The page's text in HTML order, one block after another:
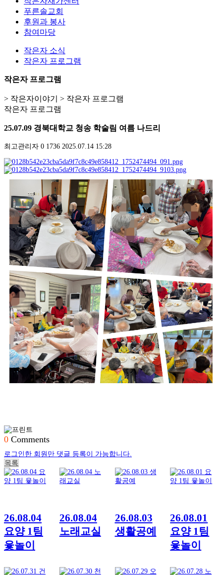
푸른솔교회
후원과 봉사
참여마당
작은자 소식
작은자 프로그램
작은자 프로그램
> 작은자이야기 > 작은자 프로그램
작은자 프로그램
25.07.09 경북대학교 청송 학술림 여름 나드리
최고관리자 0 1736 2025.07.14 15:28
0 Comments
로그인한 회원만 댓글 등록이 가능합니다.
목록
26.08.04
요양 1팀
윷놀이
26.08.04
노래교실
26.08.03
생활공예
26.08.01
요양 1팀
윷놀이